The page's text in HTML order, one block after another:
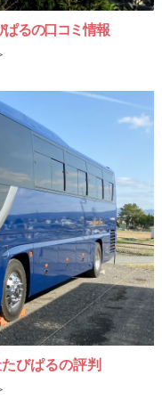
ぱるの口コミ情報
びぱるの評判